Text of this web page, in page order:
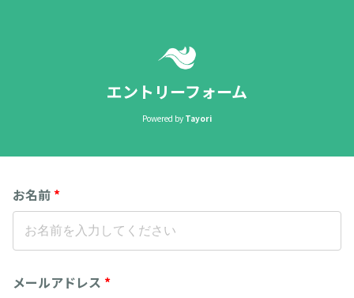
エントリーフォーム
Powered by Tayori
お名前 *
メールアドレス *